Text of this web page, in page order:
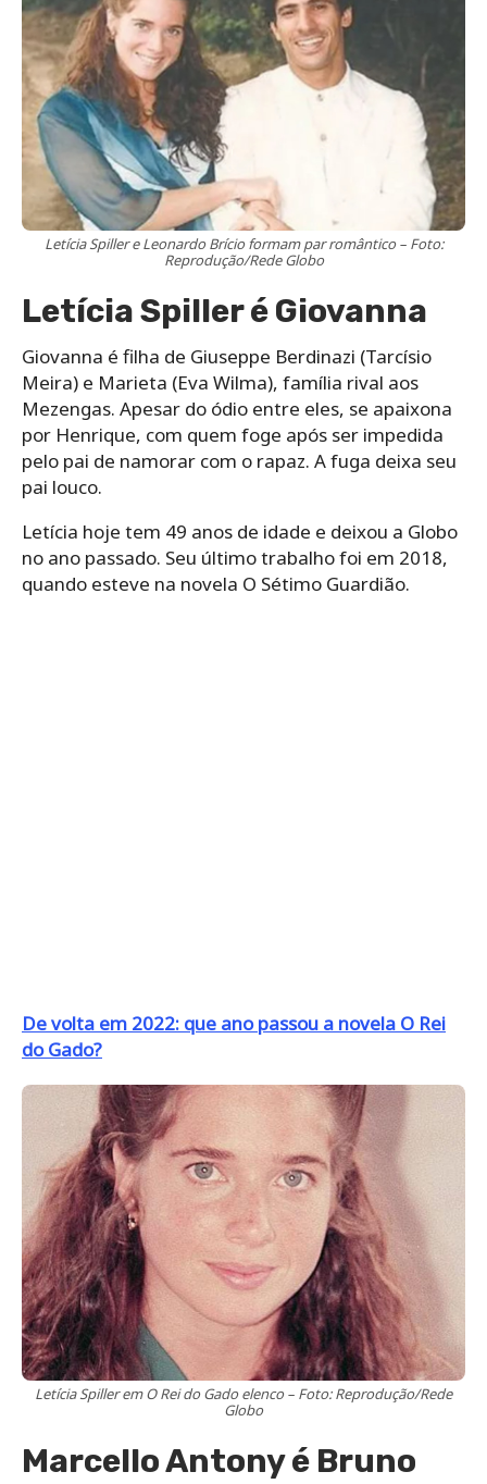
Letícia Spiller e Leonardo Brício formam par romântico – Foto:
Reprodução/Rede Globo
Letícia Spiller é Giovanna
Giovanna é filha de Giuseppe Berdinazi (Tarcísio
Meira) e Marieta (Eva Wilma), família rival aos
Mezengas. Apesar do ódio entre eles, se apaixona
por Henrique, com quem foge após ser impedida
pelo pai de namorar com o rapaz. A fuga deixa seu
pai louco.
Letícia hoje tem 49 anos de idade e deixou a Globo
no ano passado. Seu último trabalho foi em 2018,
quando esteve na novela O Sétimo Guardião.
De volta em 2022: que ano passou a novela O Rei
do Gado?
Letícia Spiller em O Rei do Gado elenco – Foto: Reprodução/Rede
Globo
Marcello Antony é Bruno